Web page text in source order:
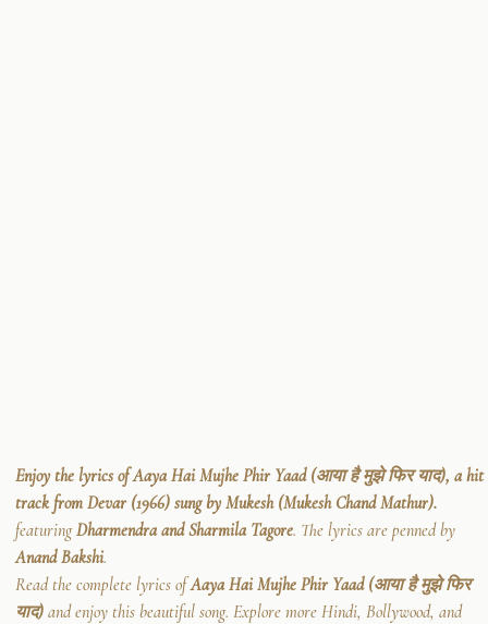
Enjoy the lyrics of Aaya Hai Mujhe Phir Yaad (आया है मुझे फिर याद), a hit
track from Devar (1966) sung by Mukesh (Mukesh Chand Mathur).
featuringDharmendra and Sharmila Tagore. The lyrics are penned by
Anand Bakshi.
Read the complete lyrics ofAaya Hai Mujhe Phir Yaad (आया है मुझे फिर
याद) and enjoy this beautiful song. Explore more Hindi, Bollywood, and